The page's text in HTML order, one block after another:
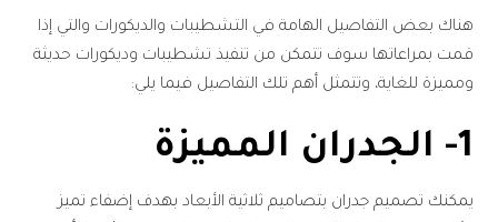
هناك بعض التفاصيل الهامة في التشطيبات والديكورات والتي إذا
قمت بمراعاتها سوف تتمكن من تنفيذ تشطيبات وديكورات حديثة
ومميزة للغاية، وتتمثل أهم تلك التفاصيل فيما يلي:
1- الجدران المميزة
يمكنك تصميم جدران بتصاميم ثلاثية الأبعاد بهدف إضفاء تميز